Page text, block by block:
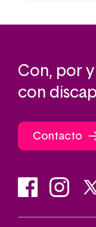
Con, por
con
Contacto